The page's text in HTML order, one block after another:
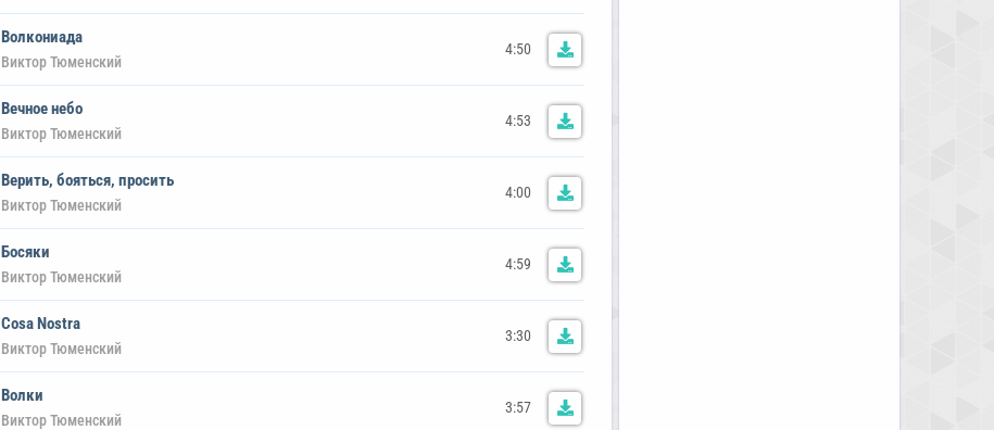
Волкониада
Виктор Тюменский
4:50
Вечное небо
Виктор Тюменский
4:53
Верить, бояться, просить
Виктор Тюменский
4:00
Босяки
Виктор Тюменский
4:59
Cosa Nostra
Виктор Тюменский
3:30
Волки
Виктор Тюменский
3:57